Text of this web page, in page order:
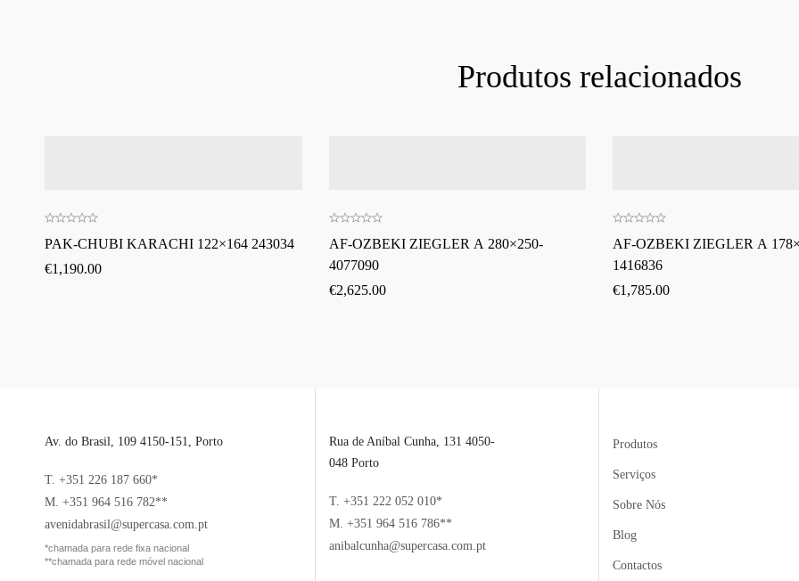
Produtos relacionados
PAK-CHUBI KARACHI 122×164 243034
€1,190.00
AF-OZBEKI ZIEGLER A 280×250-
4077090
€2,625.00
AF-OZBEKI ZIEGLER A
1416836
€1,785.00
Av. do Brasil, 109 4150-151, Porto
T. +351 226 187 660*
M. +351 964 516 782**
avenidabrasil@supercasa.com.pt
*chamada para rede fixa nacional
**chamada para rede móvel nacional
Rua de Aníbal Cunha, 131 4050-
048 Porto
T. +351 222 052 010*
M. +351 964 516 786**
anibalcunha@supercasa.com.pt
Produtos
Serviços
Sobre Nós
Blog
Contactos